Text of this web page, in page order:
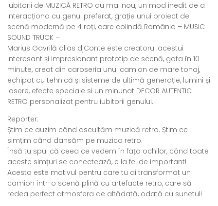
Iubitorii de MUZICĂ RETRO au mai nou, un mod inedit de a
interacționa cu genul preferat, grație unui proiect de
scenă modernă pe 4 roți, care colindă România – MUSIC
SOUND TRUCK –
Marius Gavrilă alias djConte este creatorul acestui
interesant și impresionant prototip de scenă, gata în 10
minute, creat din caroseria unui camion de mare tonaj,
echipat cu tehnică și sisteme de ultimă generație, lumini și
lasere, efecte speciale si un minunat DECOR AUTENTIC
RETRO personalizat pentru iubitorii genului.
Reporter:
Știm ce auzim când ascultăm muzică retro. Știm ce
simțim când dansăm pe muzica retro.
Însă tu spui că ceea ce vedem în fața ochilor, când toate
aceste simțuri se conectează, e la fel de important!
Acesta este motivul pentru care tu ai transformat un
camion într-o scenă plină cu artefacte retro, care să
redea perfect atmosfera de altădată, odată cu sunetul!